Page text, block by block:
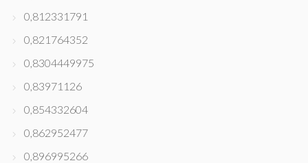
0,812331791
0,821764352
0,8304449975
0,83971126
0,854332604
0,862952477
0,896995266